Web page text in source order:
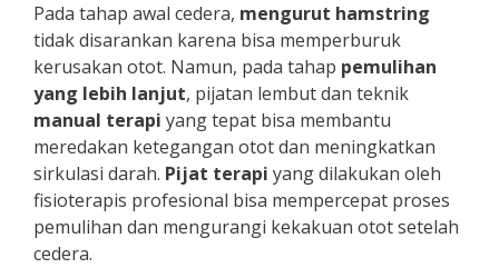
Pada tahap awal cedera, mengurut hamstring
tidak disarankan karena bisa memperburuk
kerusakan otot. Namun, pada tahap pemulihan
yang lebih lanjut, pijatan lembut dan teknik
manual terapi yang tepat bisa membantu
meredakan ketegangan otot dan meningkatkan
sirkulasi darah. Pijat terapi yang dilakukan oleh
fisioterapis profesional bisa mempercepat proses
pemulihan dan mengurangi kekakuan otot setelah
cedera.